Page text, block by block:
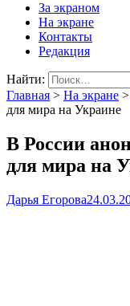
За экраном
На экране
Контакты
Редакция
Найти:
Главная > На экране >
для мира на Украине
В России
для мира на
Дарья Егорова